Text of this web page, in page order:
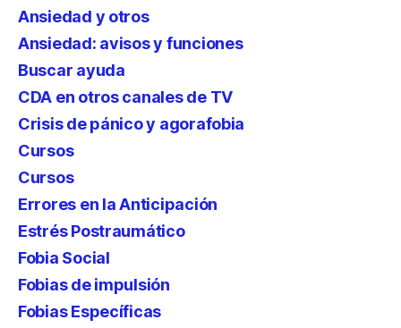
Ansiedad y otros
Ansiedad: avisos y funciones
Buscar ayuda
CDA en otros canales de TV
Crisis de pánico y agorafobia
Cursos
Cursos
Errores en la Anticipación
Estrés Postraumático
Fobia Social
Fobias de impulsión
Fobias Específicas